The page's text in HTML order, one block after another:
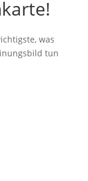
was
tun